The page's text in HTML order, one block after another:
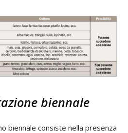
biennale
biennale consiste nella presenza